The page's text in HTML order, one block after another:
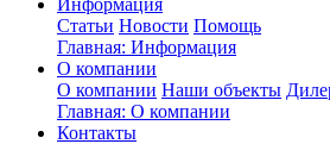
Статьи Новости Помощь
Главная: Информация
О компании
О компании Наши объекты
Главная: О компании
Контакты